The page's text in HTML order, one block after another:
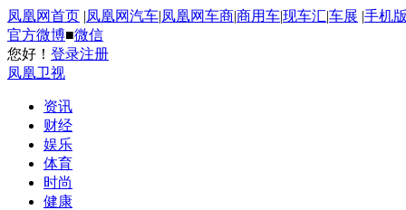
凤凰网首页 |凤凰网汽车|凤凰网车商|商用车|现车汇|车展 |手机版
官方微博■微信
您好！ 登录注册
凤凰卫视
资讯
财经
娱乐
体育
时尚
健康